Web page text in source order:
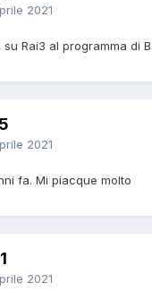
2021
Rai3 al programma di
2021
fa. Mi piacque molto
2021